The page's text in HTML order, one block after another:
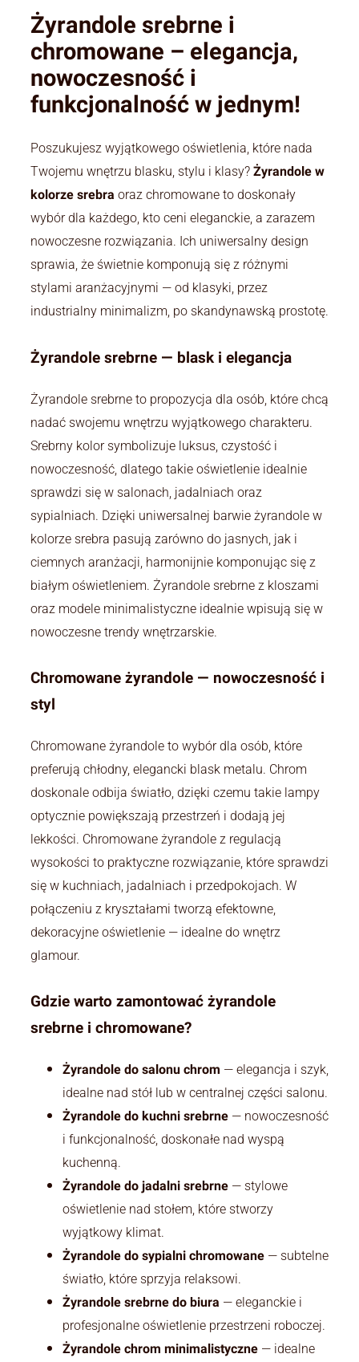
Żyrandole srebrne i
chromowane – elegancja,
nowoczesność i
funkcjonalność w jednym!
Poszukujesz wyjątkowego oświetlenia, które nada
Twojemu wnętrzu blasku, stylu i klasy? Żyrandole w
kolorze srebra oraz chromowane to doskonały
wybór dla każdego, kto ceni eleganckie, a zarazem
nowoczesne rozwiązania. Ich uniwersalny design
sprawia, że świetnie komponują się z różnymi
stylami aranżacyjnymi — od klasyki, przez
industrialny minimalizm, po skandynawską prostotę.
Żyrandole srebrne — blask i elegancja
Żyrandole srebrne to propozycja dla osób, które chcą
nadać swojemu wnętrzu wyjątkowego charakteru.
Srebrny kolor symbolizuje luksus, czystość i
nowoczesność, dlatego takie oświetlenie idealnie
sprawdzi się w salonach, jadalniach oraz
sypialniach. Dzięki uniwersalnej barwie żyrandole w
kolorze srebra pasują zarówno do jasnych, jak i
ciemnych aranżacji, harmonijnie komponując się z
białym oświetleniem. Żyrandole srebrne z kloszami
oraz modele minimalistyczne idealnie wpisują się w
nowoczesne trendy wnętrzarskie.
Chromowane żyrandole — nowoczesność i
styl
Chromowane żyrandole to wybór dla osób, które
preferują chłodny, elegancki blask metalu. Chrom
doskonale odbija światło, dzięki czemu takie lampy
optycznie powiększają przestrzeń i dodają jej
lekkości. Chromowane żyrandole z regulacją
wysokości to praktyczne rozwiązanie, które sprawdzi
się w kuchniach, jadalniach i przedpokojach. W
połączeniu z kryształami tworzą efektowne,
dekoracyjne oświetlenie — idealne do wnętrz
glamour.
Gdzie warto zamontować żyrandole
srebrne i chromowane?
Żyrandole do salonu chrom — elegancja i szyk,
idealne nad stół lub w centralnej części salonu.
Żyrandole do kuchni srebrne — nowoczesność
i funkcjonalność, doskonałe nad wyspą
kuchenną.
Żyrandole do jadalni srebrne — stylowe
oświetlenie nad stołem, które stworzy
wyjątkowy klimat.
Żyrandole do sypialni chromowane — subtelne
światło, które sprzyja relaksowi.
Żyrandole srebrne do biura — eleganckie i
profesjonalne oświetlenie przestrzeni roboczej.
Żyrandole chrom minimalistyczne — idealne